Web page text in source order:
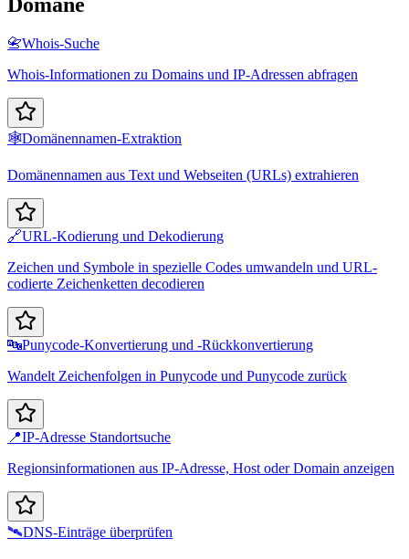
📇Whois-Suche
Whois-Informationen zu Domains und IP-Adressen abfragen
🕸️Domänennamen-Extraktion
Domänennamen aus Text und Webseiten (URLs) extrahieren
🔗URL-Kodierung und Dekodierung
Zeichen und Symbole in spezielle Codes umwandeln und URL-
codierte Zeichenketten decodieren
🔤Punycode-Konvertierung und -Rückkonvertierung
Wandelt Zeichenfolgen in Punycode und Punycode zurück
📍IP-Adresse Standortsuche
Regionsinformationen aus IP-Adresse, Host oder Domain anzeigen
🛰️DNS-Einträge überprüfen